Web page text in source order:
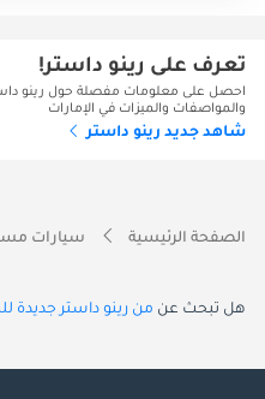
تعرف على رينو داستر!
احصل على معلومات مفصلة حول رينو
والمواصفات والميزات في الإمارات
شاهد جديد رينو داستر
الصفحة الرئيسية سيارات
هل تبحث عن من رينو داستر جديدة